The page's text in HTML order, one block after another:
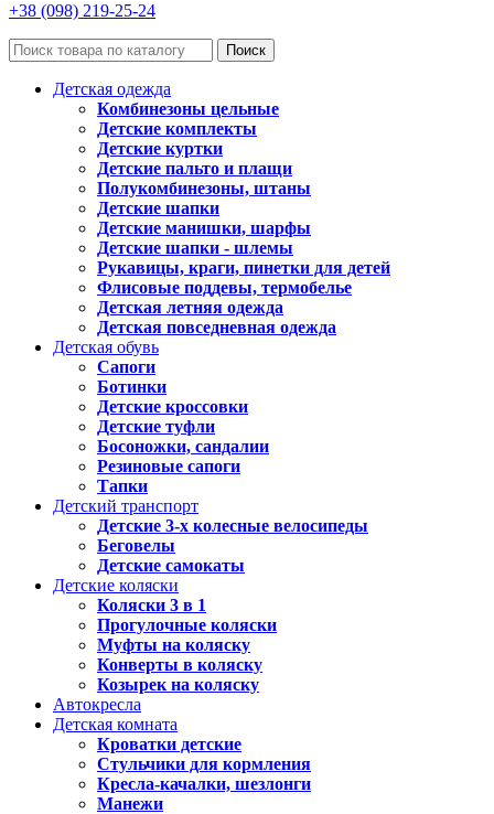
+38 (098) 219-25-24
Поиск
Детская одежда
Комбинезоны цельные
Детские комплекты
Детские куртки
Детские пальто и плащи
Полукомбинезоны, штаны
Детские шапки
Детские манишки, шарфы
Детские шапки - шлемы
Рукавицы, краги, пинетки для детей
Флисовые поддевы, термобелье
Детская летняя одежда
Детская повседневная одежда
Детская обувь
Сапоги
Ботинки
Детские кроссовки
Детские туфли
Босоножки, сандалии
Резиновые сапоги
Тапки
Детский транспорт
Детские 3-х колесные велосипеды
Беговелы
Детские самокаты
Детские коляски
Коляски 3 в 1
Прогулочные коляски
Муфты на коляску
Конверты в коляску
Козырек на коляску
Автокресла
Детская комната
Кроватки детские
Стульчики для кормления
Кресла-качалки, шезлонги
Манежи